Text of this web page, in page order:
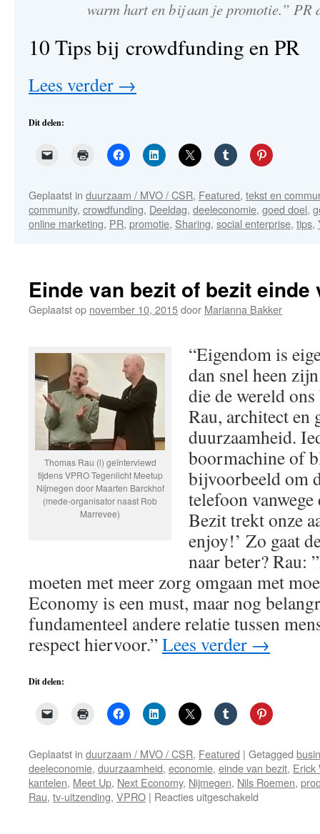
warm hart en bij aan je promotie.” PR
10 Tips bij crowdfunding en PR
Lees verder →
Dit delen:
Geplaatst in duurzaam / MVO / CSR, Featured, tekst en
community, crowdfunding, Deeldag, deeleconomie, goed doel,
online marketing, PR, promotie, Sharing, social enterprise, tips,
Einde van bezit of bezit einde
Geplaatst op november 10, 2015door Marianna Bakker
Thomas Rau (l) geïnterviewd
tijdens VPRO Tegenlicht Meetup
Nijmegen door Maarten Barckhof
(mede-organisator naast Rob
Marrevee)
“Eigendom is
dan snel heen
die de wereld
Rau, architect en
duurzaamheid.
boormachine of
bijvoorbeeld om
telefoon
Bezit trekt onze
enjoy!’ Zo gaat
naar beter? Rau:
moeten met meer zorg omgaan met
Economy is een must, maar nog
fundamenteel andere relatie tussen
respect hiervoor.”Lees verder →
Dit delen:
Geplaatst in duurzaam / MVO / CSR, Featured | Getagged
deeleconomie, duurzaamheid, economie, einde van bezit, Erick
kantelen, Meet Up, Next Economy, Nijmegen, Nils Roemen,
Rau, tv-uitzending, VPRO | Reacties uitgeschakeld